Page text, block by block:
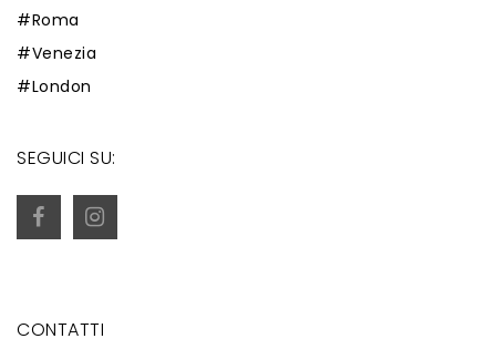
#Roma
#Venezia
#London
SEGUICI SU:
CONTATTI